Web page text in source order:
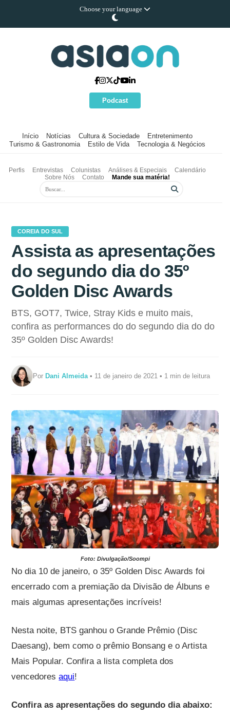
Choose your language
Podcast
Início Notícias Cultura & Sociedade
Entretenimento
Turismo & Gastronomia
Estilo de Vida Tecnologia & Negócios
Perfis Entrevistas Colunistas Análises & Especiais
Calendário
Sobre Nós
Contato Mande sua matéria!
COREIA DO SUL
Assista as apresentações
do segundo dia do 35º
Golden Disc Awards
BTS, GOT7, Twice, Stray Kids e muito mais,
confira as performances do do segundo dia do do
35º Golden Disc Awards!
PorDani Almeida • 11 de janeiro de 2021 • 1 min de leitura
Foto: Divulgação/Soompi
No dia 10 de janeiro, o 35º Golden Disc Awards foi
encerrado com a premiação da Divisão de Álbuns e
mais algumas apresentações incríveis!
Nesta noite, BTS ganhou o Grande Prêmio (Disc
Daesang), bem como o prêmio Bonsang e o Artista
Mais Popular. Confira a lista completa dos
vencedoresaqui!
Confira as apresentações do segundo dia abaixo: